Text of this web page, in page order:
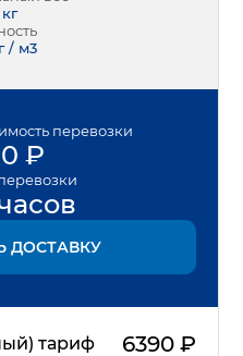
кг
/ м3
перевозки
₽
ДОСТАВКУ
тариф 6390₽